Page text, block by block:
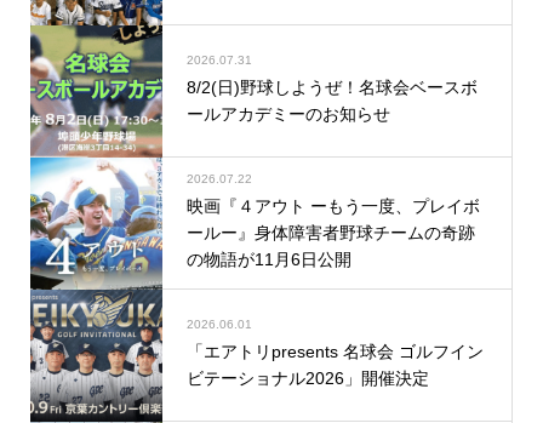
2026.07.31
8/2(日)野球しようぜ！名球会ベースボ
ールアカデミーのお知らせ
2026.07.22
映画『４アウト ーもう一度、プレイボ
ールー』身体障害者野球チームの奇跡
の物語が11月6日公開
2026.06.01
「エアトリpresents 名球会 ゴルフイン
ビテーショナル2026」開催決定